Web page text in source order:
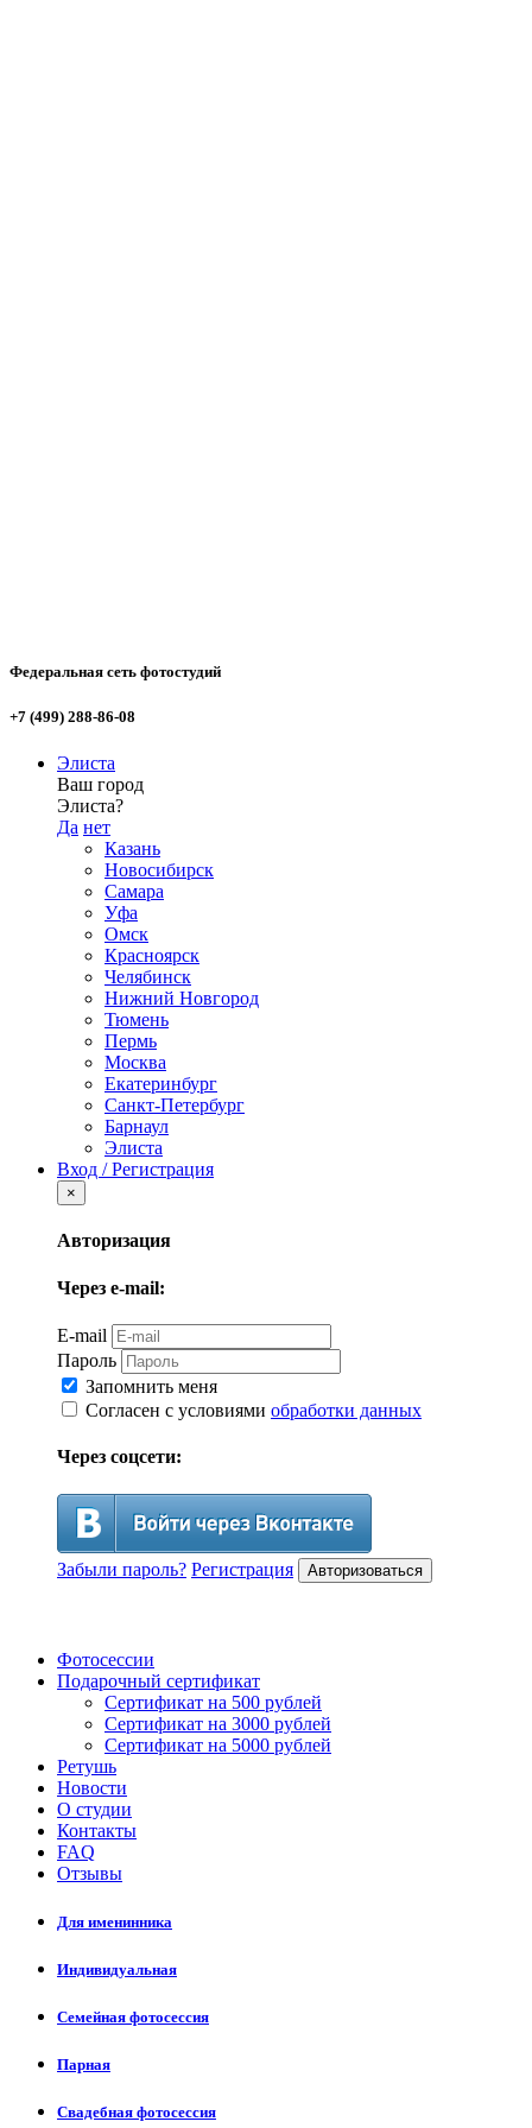
Федеральная сеть фотостудий
+7 (499) 288-86-08
Элиста
Ваш город
Элиста?
Да нет
Казань
Новосибирск
Самара
Уфа
Омск
Красноярск
Челябинск
Нижний Новгород
Тюмень
Пермь
Москва
Екатеринбург
Санкт-Петербург
Барнаул
Элиста
Вход / Регистрация
×
Авторизация
Через e-mail:
E-mail
Пароль
Запомнить меня
Согласен с условиями обработки данных
Через соцсети:
Забыли пароль? Регистрация Авторизоваться
Фотосессии
Подарочный сертификат
Сертификат на 500 рублей
Сертификат на 3000 рублей
Сертификат на 5000 рублей
Ретушь
Новости
О студии
Контакты
FAQ
Отзывы
Для именинника
Индивидуальная
Семейная фотосессия
Парная
Свадебная фотосессия